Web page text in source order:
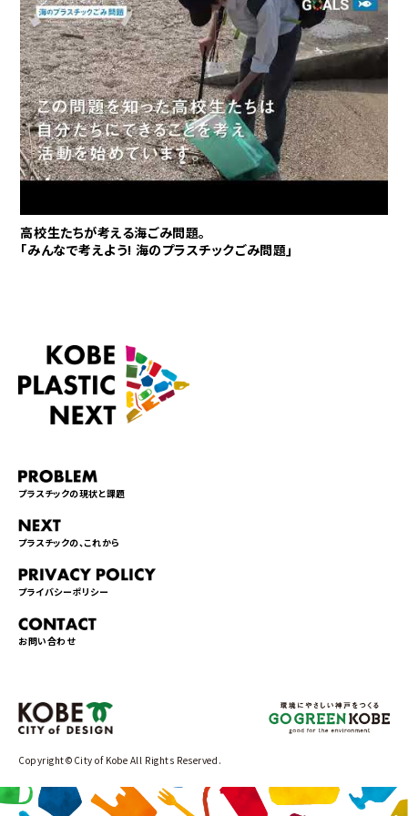
高校生たちが考える海ごみ問題｡
｢みんなで考えよう! 海のプラスチックごみ問題｣
プラスチックの現状と課題
プラスチックの、これから
プライバシーポリシー
お問い合わせ
Copyright©City of Kobe All Rights Reserved.